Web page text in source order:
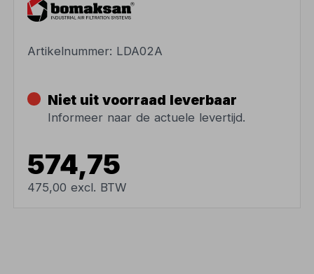
Artikelnummer: LDA02A
Niet uit voorraad leverbaar
Informeer naar de actuele levertijd.
574,75
475,00 excl. BTW